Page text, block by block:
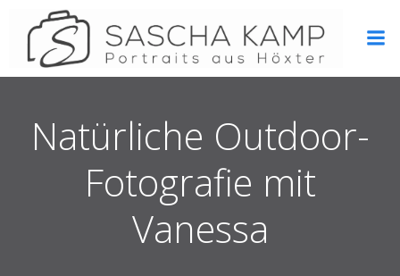
Inhalt
springen
Natürliche Outdoor-
Fotografie mit
Vanessa